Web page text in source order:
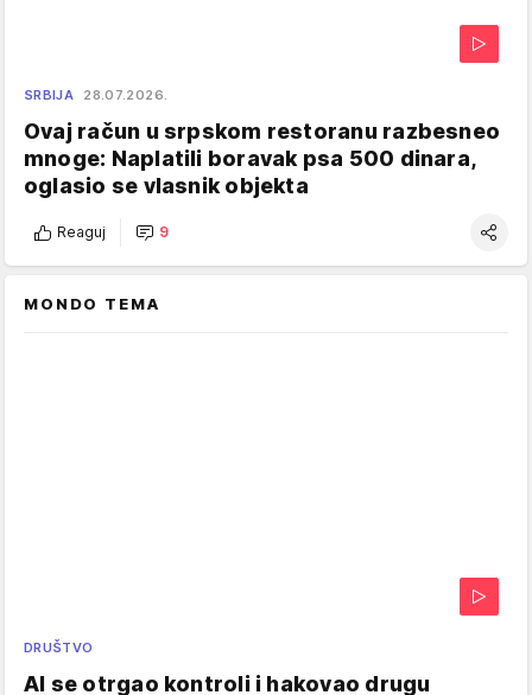
SRBIJA 28.07.2026.
Ovaj račun u srpskom restoranu razbesneo
mnoge: Naplatili boravak psa 500 dinara,
oglasio se vlasnik objekta
Reaguj 9
MONDO TEMA
DRUŠTVO
AI se otrgao kontroli i hakovao drugu